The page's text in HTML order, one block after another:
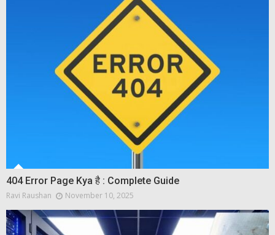
404 Error Page Kya है : Complete Guide
Ravi Raushan November 10, 2025